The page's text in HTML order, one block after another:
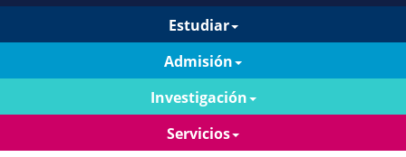
Estudiar
Admisión
Investigación
Servicios